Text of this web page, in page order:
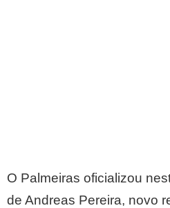
O Palmeiras oficializou
de Andreas Pereira, novo